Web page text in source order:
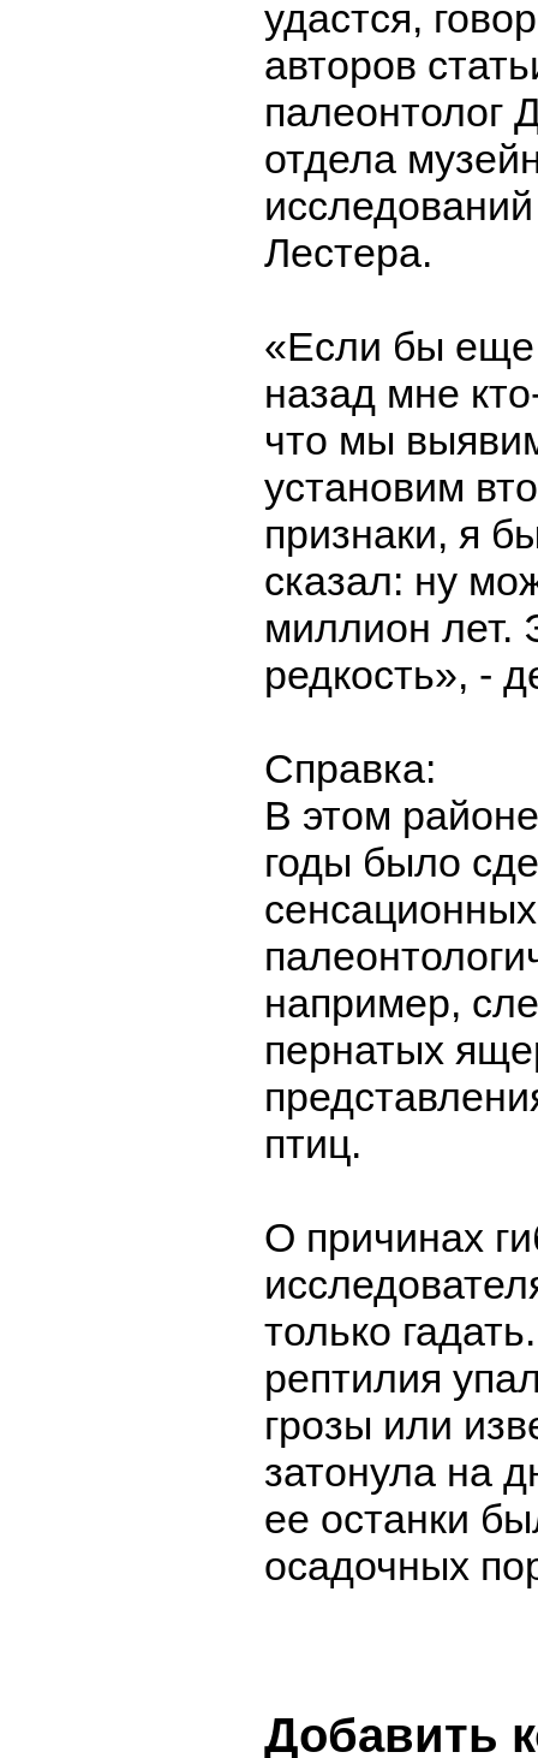
удастся,
авторов
палеонтолог
отдела
Лестера.
«Если бы еще
назад мне
что мы
установим
признаки, я
сказал: ну
миллион лет.
редкость», -
Справка:
В этом
годы было
сенсационных
например,
пернатых
птиц.
О причинах
только
рептилия
грозы или
затонула на
ее останки
осадочных
Добавить